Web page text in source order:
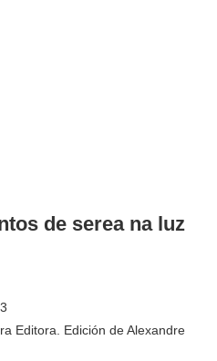
de serea na luz
Editora. Edición de Alexandre